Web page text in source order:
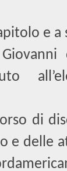
e
di
e delle